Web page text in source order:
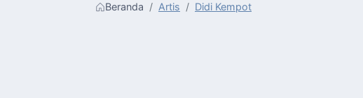
Beranda Artis Didi Kempot